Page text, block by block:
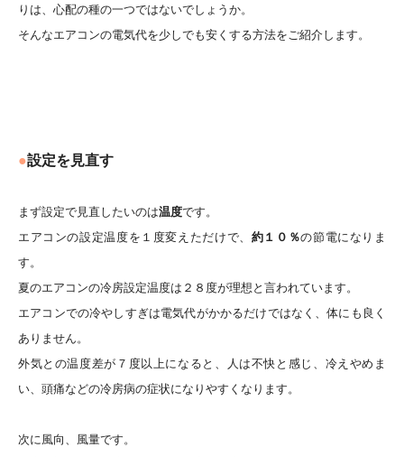
りは、心配の種の一つではないでしょうか。
そんなエアコンの電気代を少しでも安くする方法をご紹介します。
●設定を見直す
まず設定で見直したいのは温度です。
エアコンの設定温度を１度変えただけで、 約１０％の節電になりま
す。
夏のエアコンの冷房設定温度は２８度が理想と言われています。
エアコンでの冷やしすぎは電気代がかかるだけではなく、体にも良く
ありません。
外気との温度差が７度以上になると、人は不快と感じ、冷えやめま
い、頭痛などの冷房病の症状になりやすくなります。
次に風向、風量です。